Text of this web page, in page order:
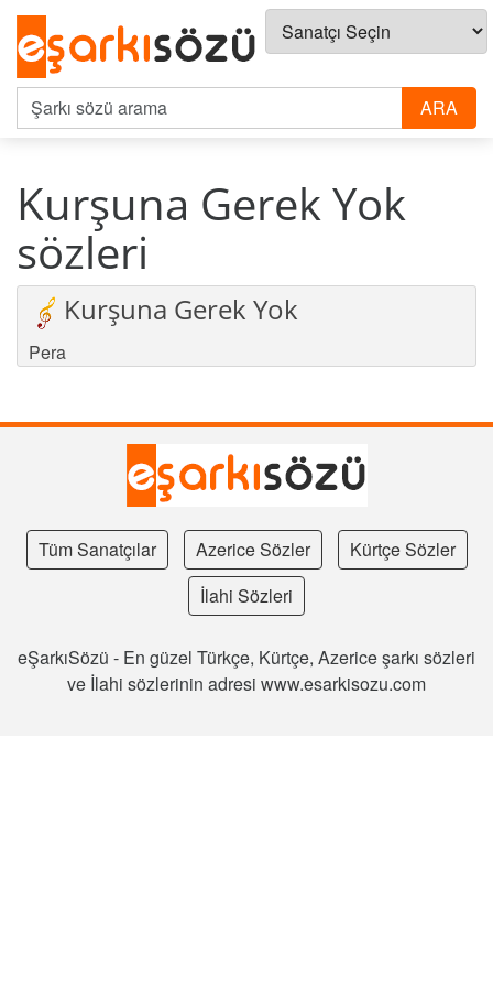
Kurşuna Gerek Yok
sözleri
Kurşuna Gerek Yok
Pera
Tüm Sanatçılar Azerice Sözler
Kürtçe Sözler
İlahi Sözleri
eŞarkıSözü - En güzel Türkçe, Kürtçe, Azerice şarkı sözleri
ve İlahi sözlerinin adresi www.esarkisozu.com